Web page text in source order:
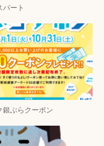
パート
銀ぶらクーポン